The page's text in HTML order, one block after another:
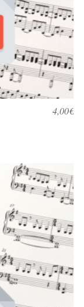
4,00€